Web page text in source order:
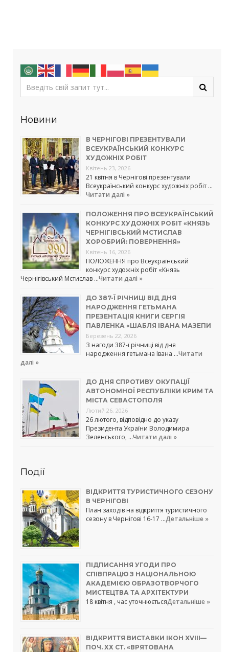
Новини
В ЧЕРНІГОВІ ПРЕЗЕНТУВАЛИ
ВСЕУКРАЇНСЬКИЙ КОНКУРС
ХУДОЖНІХ РОБІТ
Квітень 23, 2026
21 квітня в Чернігові презентували
Всеукраїнський конкурс художніх робіт …
Читати далі »
ПОЛОЖЕННЯ ПРО ВСЕУКРАЇНСЬКИЙ
КОНКУРС ХУДОЖНІХ РОБІТ «КНЯЗЬ
ЧЕРНІГІВСЬКИЙ МСТИСЛАВ
ХОРОБРИЙ: ПОВЕРНЕННЯ»
Квітень 16, 2026
ПОЛОЖЕННЯ про Всеукраїнський
конкурс художніх робіт «Князь
Чернігівський Мстислав …Читати далі »
ДО 387-Ї РІЧНИЦІ ВІД ДНЯ
НАРОДЖЕННЯ ГЕТЬМАНА
ПРЕЗЕНТАЦІЯ КНИГИ СЕРГІЯ
ПАВЛЕНКА «ШАБЛЯ ІВАНА МАЗЕПИ
Березень 22, 2026
З нагоди 387-ї річниці від дня
народження гетьмана Івана …Читати
далі »
ДО ДНЯ СПРОТИВУ ОКУПАЦІЇ
АВТОНОМНОЇ РЕСПУБЛІКИ КРИМ ТА
МІСТА СЕВАСТОПОЛЯ
Лютий 26, 2026
26 лютого, відповідно до указу
Президента України Володимира
Зеленського, …Читати далі »
Події
ВІДКРИТТЯ ТУРИСТИЧНОГО СЕЗОНУ
В ЧЕРНІГОВІ
План заходів на відкриття туристичного
сезону в Чернігові 16-17 …Детальніше »
ПІДПИСАННЯ УГОДИ ПРО
СПІВПРАЦЮ З НАЦІОНАЛЬНОЮ
АКАДЕМІЄЮ ОБРАЗОТВОРЧОГО
МИСТЕЦТВА ТА АРХІТЕКТУРИ
18 квітня , час уточнюєтьсяДетальніше »
ВІДКРИТТЯ ВИСТАВКИ ІКОН XVIII—
ПОЧ. ХХ СТ. «ВРЯТОВАНА